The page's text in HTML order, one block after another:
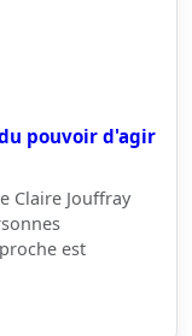
pouvoir d'agir
Claire Jouffray
est